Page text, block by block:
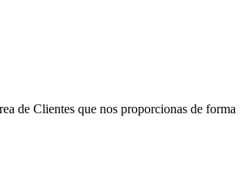
de Clientes que nos proporcionas de forma